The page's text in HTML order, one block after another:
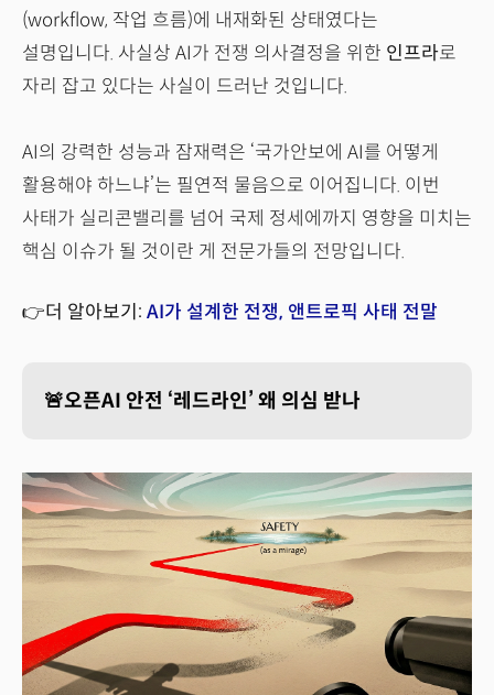
(workflow, 작업 흐름)에 내재화된 상태였다는
설명입니다. 사실상 AI가 전쟁 의사결정을 위한 인프라로
자리 잡고 있다는 사실이 드러난 것입니다.
AI의 강력한 성능과 잠재력은 ‘국가안보에 AI를 어떻게
활용해야 하느냐’는 필연적 물음으로 이어집니다. 이번
사태가 실리콘밸리를 넘어 국제 정세에까지 영향을 미치는
핵심 이슈가 될 것이란 게 전문가들의 전망입니다.
👉더 알아보기: AI가 설계한 전쟁, 앤트로픽 사태 전말
🚨오픈AI 안전 ‘레드라인’ 왜 의심 받나